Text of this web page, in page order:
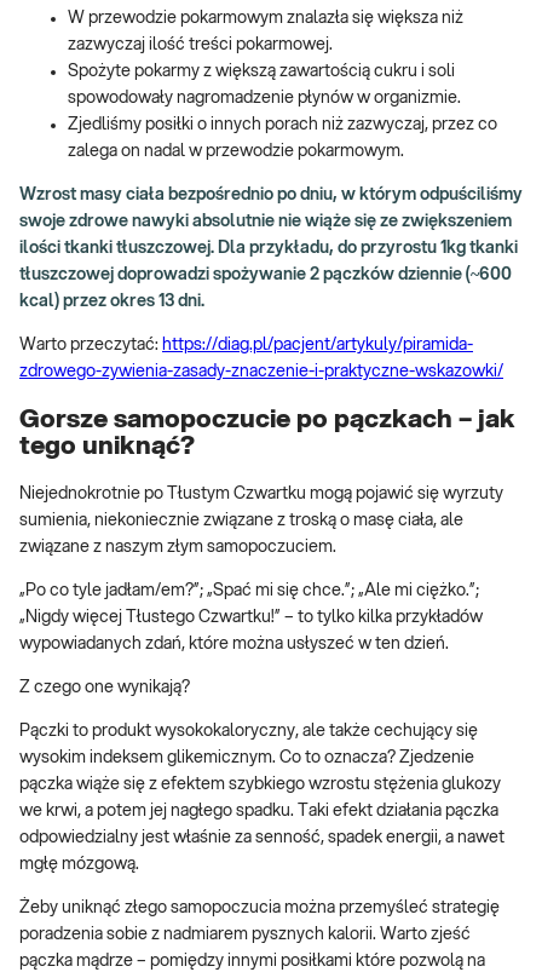
W przewodzie pokarmowym znalazła się większa niż
zazwyczaj ilość treści pokarmowej.
Spożyte pokarmy z większą zawartością cukru i soli
spowodowały nagromadzenie płynów w organizmie.
Zjedliśmy posiłki o innych porach niż zazwyczaj, przez co
zalega on nadal w przewodzie pokarmowym.
Wzrost masy ciała bezpośrednio po dniu, w którym odpuściliśmy
swoje zdrowe nawyki absolutnie nie wiąże się ze zwiększeniem
ilości tkanki tłuszczowej. Dla przykładu, do przyrostu 1kg tkanki
tłuszczowej doprowadzi spożywanie 2 pączków dziennie (~600
kcal) przez okres 13 dni.
Warto przeczytać: https://diag.pl/pacjent/artykuly/piramida-
zdrowego-zywienia-zasady-znaczenie-i-praktyczne-wskazowki/
Gorsze samopoczucie po pączkach – jak
tego uniknąć?
Niejednokrotnie po Tłustym Czwartku mogą pojawić się wyrzuty
sumienia, niekoniecznie związane z troską o masę ciała, ale
związane z naszym złym samopoczuciem.
„Po co tyle jadłam/em?”; „Spać mi się chce.”; „Ale mi ciężko.”;
„Nigdy więcej Tłustego Czwartku!” – to tylko kilka przykładów
wypowiadanych zdań, które można usłyszeć w ten dzień.
Z czego one wynikają?
Pączki to produkt wysokokaloryczny, ale także cechujący się
wysokim indeksem glikemicznym. Co to oznacza? Zjedzenie
pączka wiąże się z efektem szybkiego wzrostu stężenia glukozy
we krwi, a potem jej nagłego spadku. Taki efekt działania pączka
odpowiedzialny jest właśnie za senność, spadek energii, a nawet
mgłę mózgową.
Żeby uniknąć złego samopoczucia można przemyśleć strategię
poradzenia sobie z nadmiarem pysznych kalorii. Warto zjeść
pączka mądrze – pomiędzy innymi posiłkami które pozwolą na